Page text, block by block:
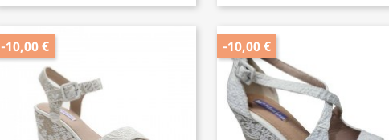
-10,00 € -10,00 €